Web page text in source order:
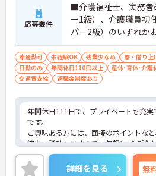
応募要件
■介護福祉士、実務者
ー1級）、介護職員初
パー2級）のいずれか
車免許（AT限定可）お持ち
者、無資格者応相談
車通勤可 未経験OK 残業少なめ 寮・借り上
日勤のみ
年間休日110日以上 産休･育休･介護
交通費支給
退職金制度あり
年間休日111日で、プライベートも充実
です。
ご興味ある方には、面接のポイントな
細をお話致しますのでお気軽にご相談
詳細を見る 無